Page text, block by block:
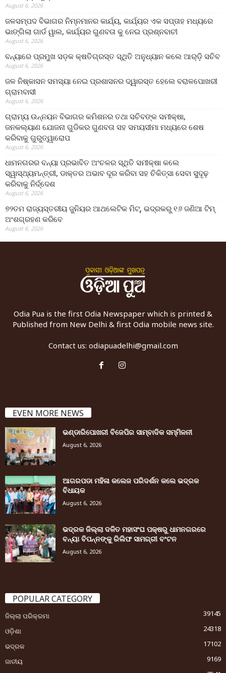
August 6, 2026
ଜଳସମ୍ପଦ ବିଭାଗର ନିମ୍ନମାନର କାର୍ଯ୍ୟ, କାର୍ଯ୍ୟର ଏକ ସପ୍ତାହ ମଧ୍ୟରେ
ଭାଙ୍ଗିଲା ଗାର୍ଡ ୱାଲ, କାର୍ଯ୍ୟର ଗୁଣବତା କୁ ନେଇ ପ୍ରଶ୍ନବାଚୀ
August 6, 2026
ବନ୍ୟାରେ ପ୍ରମୁଖ ସଡ଼କ କ୍ଷତିଗ୍ରସ୍ତ ସ୍ଥିତି ଅନୁଧ୍ୟାନ କଲେ ଆର୍‌ଡ଼ି ସଚିବ
August 6, 2026
ଜଳ ନିଷ୍କାସନ ସମସ୍ୟା ନେଇ ପ୍ରଶାସନର ଦ୍ୱାରସ୍ତ ହେଲେ ବରାଳପୋଖରୀ
ଗ୍ରାମବାସୀ
August 6, 2026
ଗ୍ରାମ୍ୟ ଉନ୍ନୟନ ବିଭାଗର କମିଶନର ତଥା ସଚିବଙ୍କ ସମୀକ୍ଷା,
ଜନକଲ୍ୟାଣ ଯୋଜନା ଗୁଡିକର ଗୁଣବତା ସହ ସମୟସୀମା ମଧ୍ୟରେ ଶେଷ
କରିବାକୁ ଗୁରୁତ୍ୱାରୋପ
August 6, 2026
ଧାମନଗରର ବନ୍ୟା ପ୍ରଭାବିତ ଅଂଚଳର ସ୍ଥିତି ସମୀକ୍ଷା କଲେ
ସ୍ୱାସ୍ଥ୍ୟମନ୍ତ୍ରୀ, ଡାକ୍ତର ଅଭାବ ଦୂର କରିବା ସହ ଚିକିତ୍ସା ସେବା ସୁଦୃଢ଼
କରିବାକୁ ନିର୍ଦ୍ଦେଶ
August 6, 2026
୭୨ତମ ରାଜ୍ୟସ୍ତରୀୟ ଜୁନିୟର ଆଥଲେଟିକ ମିଟ୍‌, ଭଦ୍ରକରୁ ୧୬ ଜଣିଆ ଟିମ୍
ଅଂଶଗ୍ରହଣ କରିବେ
August 6, 2026
Odia Pua is the first Odia Newspaper which is printed &
Published from New Delhi & first Odia mobile news site.
Contact us: odiapuadelhi@gmail.com
EVEN MORE NEWS
ଭଣ୍ଡାରିପୋଖରୀ ବିଜେପିର ସାମ୍ବାଦିକ ସମ୍ମିଳନୀ
August 6, 2026
ଆଗରପଡା ମହିଳା କଲେଜ ପରିଦର୍ଶନ କଲେ ଭଦ୍ରକ
ବିଧାୟକ
August 6, 2026
ଭଦ୍ରକ ଜିଲ୍ଲା ଦଳିତ ମହାସଂଘ ପକ୍ଷରୁ ଧାମନଗରରେ
ବନ୍ୟା ବିପନ୍ନଙ୍କୁ ରିଲିଫ ସାମଗ୍ରୀ ବଂଟନ
August 6, 2026
POPULAR CATEGORY
ଜିଲ୍ଲା ପରିକ୍ରମା
39145
ଓଡ଼ିଶା
24318
ଭଦ୍ରକ
17102
ଜାତୀୟ
9169